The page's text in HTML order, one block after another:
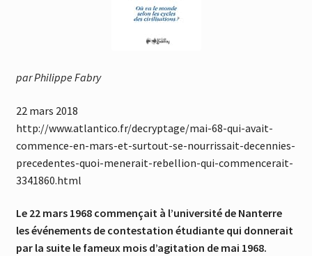
par Philippe Fabry
22 mars 2018
http://www.atlantico.fr/decryptage/mai-68-qui-avait-
commence-en-mars-et-surtout-se-nourrissait-decennies-
precedentes-quoi-menerait-rebellion-qui-commencerait-
3341860.html
Le 22 mars 1968 commençait à l’université de Nanterre
les événements de contestation étudiante qui donnerait
par la suite le fameux mois d’agitation de mai 1968.